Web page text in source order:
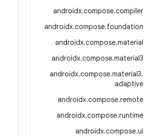
androidx.compose.compiler
androidx.compose.foundation
androidx.compose.material
androidx.compose.material3
androidx.compose.material3.
adaptive
androidx.compose.remote
androidx.compose.runtime
androidx.compose.ui